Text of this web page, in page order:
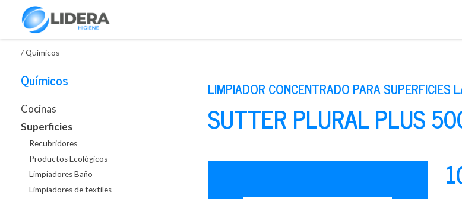
/Químicos
Químicos
Cocinas
Superficies
Recubridores
Productos Ecológicos
Limpiadores Baño
Limpiadores de textiles
LIMPIADOR CONCENTRADO PARA SUPERFICIES
SUTTER PLURAL PLUS